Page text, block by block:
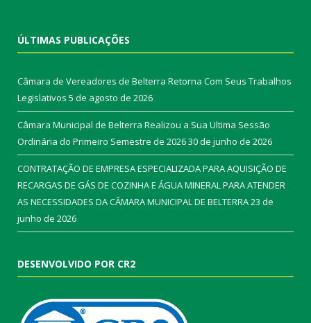
ÚLTIMAS PUBLICAÇÕES
Câmara de Vereadores de Belterra Retorna Com Seus Trabalhos
Legislativos 5 de agosto de 2026
Câmara Municipal de Belterra Realizou a Sua Ultima Sessão
Ordinária do Primeiro Semestre de 202630 de junho de 2026
CONTRATAÇÃO DE EMPRESA ESPECIALIZADA PARA AQUISIÇÃO DE
RECARGAS DE GÁS DE COZINHA E ÁGUA MINERAL PARA ATENDER
AS NECESSIDADES DA CÂMARA MUNICIPAL DE BELTERRA23 de
junho de 2026
DESENVOLVIDO POR CR2